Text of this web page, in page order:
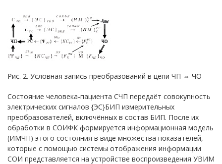
Рис. 2. Условная запись преобразований в цепи ЧП ⇔ ЧО
Состояние человека-пациента СЧП передаёт совокупность
электрических сигналов {ЭС}БИП измерительных
преобразователей, включённых в состав БИП. После их
обработки в СОИФК формируется информационная модель
(ИМЧП) этого состояния в виде множества показателей,
которые с помощью системы отображения информации
СОИ представляется на устройстве воспроизведения УВИМ